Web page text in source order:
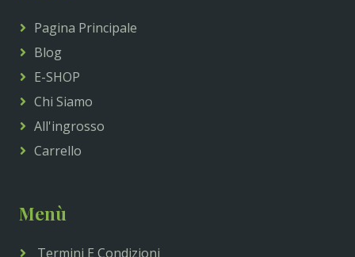
Pagina Principale
Blog
E-SHOP
Chi Siamo
All'ingrosso
Carrello
Menù
Termini E Condizioni